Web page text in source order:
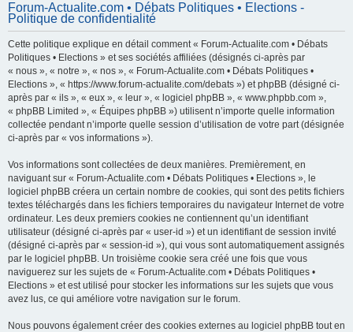
Forum-Actualite.com • Débats Politiques • Elections -
Politique de confidentialité
Cette politique explique en détail comment « Forum-Actualite.com • Débats
Politiques • Elections » et ses sociétés affiliées (désignés ci-après par
« nous », « notre », « nos », « Forum-Actualite.com • Débats Politiques •
Elections », « https://www.forum-actualite.com/debats ») et phpBB (désigné ci-
après par « ils », « eux », « leur », « logiciel phpBB », « www.phpbb.com »,
« phpBB Limited », « Équipes phpBB ») utilisent n’importe quelle information
collectée pendant n’importe quelle session d’utilisation de votre part (désignée
ci-après par « vos informations »).
Vos informations sont collectées de deux manières. Premièrement, en
naviguant sur « Forum-Actualite.com • Débats Politiques • Elections », le
logiciel phpBB créera un certain nombre de cookies, qui sont des petits fichiers
textes téléchargés dans les fichiers temporaires du navigateur Internet de votre
ordinateur. Les deux premiers cookies ne contiennent qu’un identifiant
utilisateur (désigné ci-après par « user-id ») et un identifiant de session invité
(désigné ci-après par « session-id »), qui vous sont automatiquement assignés
par le logiciel phpBB. Un troisième cookie sera créé une fois que vous
naviguerez sur les sujets de « Forum-Actualite.com • Débats Politiques •
Elections » et est utilisé pour stocker les informations sur les sujets que vous
avez lus, ce qui améliore votre navigation sur le forum.
Nous pouvons également créer des cookies externes au logiciel phpBB tout en